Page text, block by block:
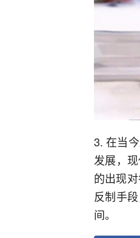
3. 在当
发展，
的出现
反制手
间。